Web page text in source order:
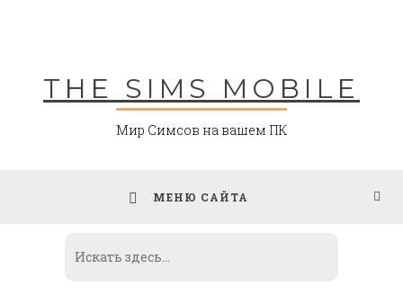
THE SIMS MOBILE
Мир Симсов на вашем ПК
МЕНЮ САЙТА